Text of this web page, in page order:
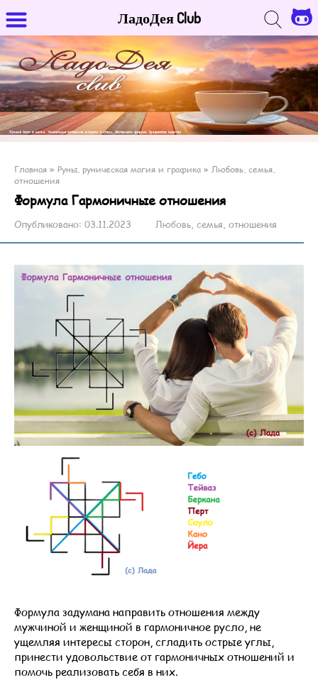
Главная » Руны, руническая магия и графика » Любовь, семья,
отношения
Формула Гармоничные отношения
Опубликовано: 03.11.2023 Любовь, семья, отношения
Формула задумана направить отношения между
мужчиной и женщиной в гармоничное русло, не
ущемляя интересы сторон, сгладить острые углы,
принести удовольствие от гармоничных отношений и
помочь реализовать себя в них.
ЛадоДея Club